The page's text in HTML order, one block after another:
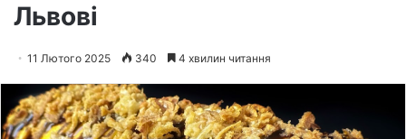
Львові
11 Лютого 2025 340 4 хвилин читання